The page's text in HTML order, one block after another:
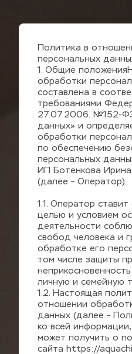
Политика в
персональных
1. Общие
обработки
составлена в
требованиями
27.07.2006. №152-
данных» и
обработки
по обеспечению
персональных
ИП Ботенкова
(далее – Оператор).
1.1. Оператор
целью и условием
деятельности
свобод человека и
обработке его
том числе защиты
личную и семейную
1.2. Настоящая
отношении
данных (далее –
ко всей
может получить о
сайта https://